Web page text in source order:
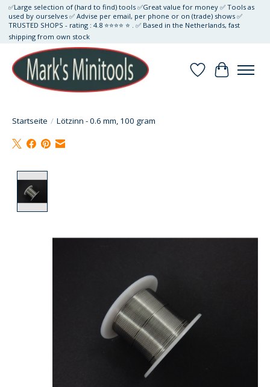
✅Large selection of (hard to find) tools ✅Great value for money ✅ Tools as
used by ourselves ✅ Advise per email, per phone or on (trade) shows ✅
TRUSTED SHOPS - rating : 4.8 ⭐⭐⭐⭐ ⭐ . ✅ Based in the Netherlands, fast
shipping from own stock
Wunschzettel
Ihr
Startseite / Lötzinn - 0.6 mm, 100 gram